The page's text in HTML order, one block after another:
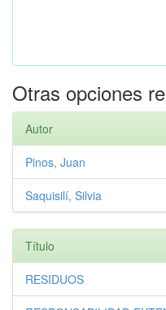
Otras opciones
Autor
Pinos, Juan
Saquisilí, Silvia
Título
RESIDUOS